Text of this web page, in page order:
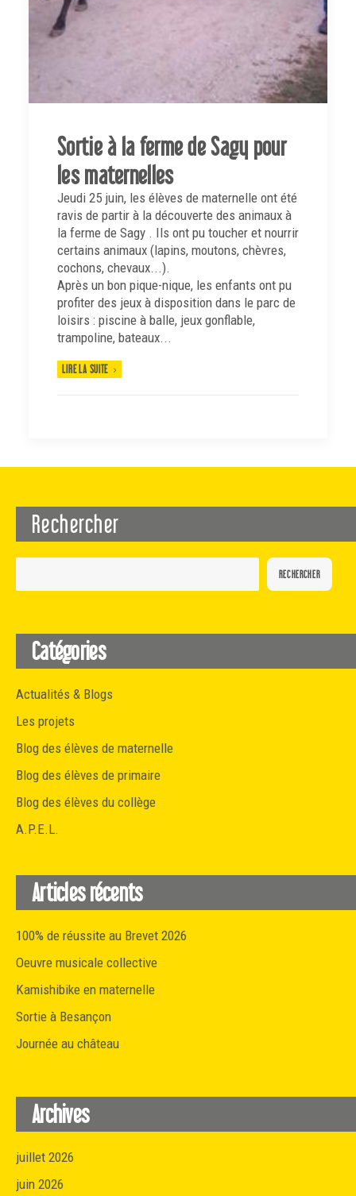
Sortie à la ferme de Sagy pour
les maternelles
Jeudi 25 juin, les élèves de maternelle ont été
ravis de partir à la découverte des animaux à
la ferme de Sagy . Ils ont pu toucher et nourrir
certains animaux (lapins, moutons, chèvres,
cochons, chevaux...).
Après un bon pique-nique, les enfants ont pu
profiter des jeux à disposition dans le parc de
loisirs : piscine à balle, jeux gonflable,
trampoline, bateaux...
LIRE LA SUITE
Rechercher
RECHERCHER
Catégories
Actualités & Blogs
Les projets
Blog des élèves de maternelle
Blog des élèves de primaire
Blog des élèves du collège
A.P.E.L.
Articles récents
100% de réussite au Brevet 2026
Oeuvre musicale collective
Kamishibike en maternelle
Sortie à Besançon
Journée au château
Archives
juillet 2026
juin 2026